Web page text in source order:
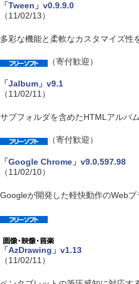
「Tween」v0.9.9.0
（11/02/13）
多彩な機能と柔軟なカスタマイズ性
（寄付歓迎）
「Jalbum」v9.1
（11/02/11）
サブフォルダを含めたHTMLアルバ
（寄付歓迎）
「Google Chrome」v9.0.597.98
（11/02/10）
Googleが開発した軽快動作のWebブ
「AzDrawing」v1.13
（11/02/11）